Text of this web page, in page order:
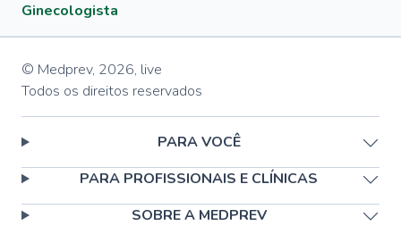
Ginecologista
© Medprev, 2026, live
Todos os direitos reservados
PARA VOCÊ
PARA PROFISSIONAIS E CLÍNICAS
SOBRE A MEDPREV